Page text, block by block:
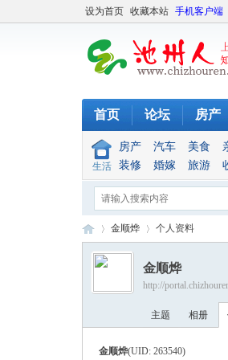
设为首页 收藏本站 手机客户端
首页 论坛 房产
生活
房产 汽车 美食
装修
婚嫁 旅游
›
金顺烨 个人资料
金顺烨
http://
主题 相册
金顺烨(UID: 263540)